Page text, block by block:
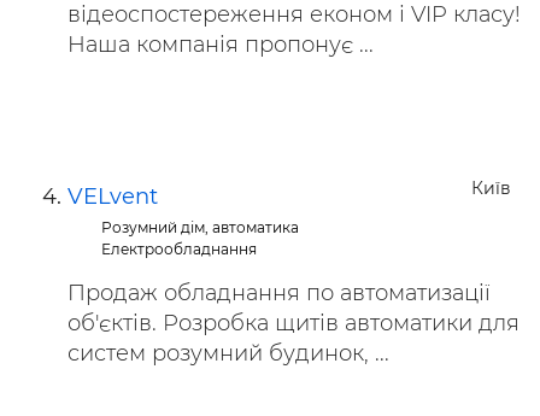
відеоспостереження економ і VIP класу!
Наша компанія пропонує ...
Київ
VELvent
Розумний дім, автоматика
Електрообладнання
Продаж обладнання по автоматизації
об'єктів. Розробка щитів автоматики для
систем розумний будинок, ...